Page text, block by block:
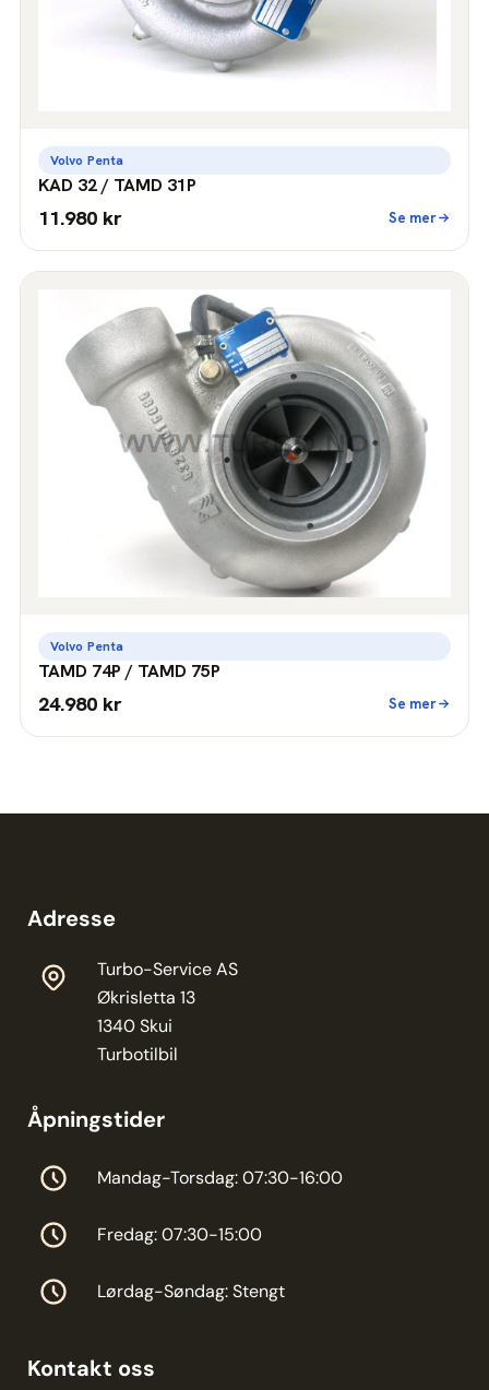
Volvo Penta
KAD 32 / TAMD 31P
11.980 kr Se mer
Volvo Penta
TAMD 74P / TAMD 75P
24.980 kr Se mer
Adresse
Turbo-Service AS
Økrisletta 13
1340 Skui
Turbotilbil
Åpningstider
Mandag-Torsdag: 07:30-16:00
Fredag: 07:30-15:00
Lørdag-Søndag: Stengt
Kontakt oss